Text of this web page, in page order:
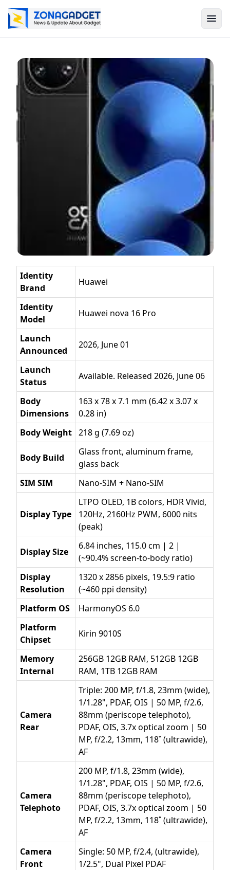
Identity
Brand
Huawei
Identity
Model
Huawei nova 16 Pro
Launch
Announced
2026, June 01
Launch
Status
Available. Released 2026, June 06
Body
Dimensions
163 x 78 x 7.1 mm (6.42 x 3.07 x
0.28 in)
Body Weight 218 g (7.69 oz)
Body Build
Glass front, aluminum frame,
glass back
SIM SIM
Nano-SIM + Nano-SIM
Display Type
LTPO OLED, 1B colors, HDR Vivid,
120Hz, 2160Hz PWM, 6000 nits
(peak)
Display Size
6.84 inches, 115.0 cm | 2 |
(~90.4% screen-to-body ratio)
Display
Resolution
1320 x 2856 pixels, 19.5:9 ratio
(~460 ppi density)
Platform OS
HarmonyOS 6.0
Platform
Chipset
Kirin 9010S
Memory
Internal
256GB 12GB RAM, 512GB 12GB
RAM, 1TB 12GB RAM
Camera
Rear
Triple: 200 MP, f/1.8, 23mm (wide),
1/1.28", PDAF, OIS | 50 MP, f/2.6,
88mm (periscope telephoto),
PDAF, OIS, 3.7x optical zoom | 50
MP, f/2.2, 13mm, 118˚ (ultrawide),
AF
Camera
Telephoto
200 MP, f/1.8, 23mm (wide),
1/1.28", PDAF, OIS | 50 MP, f/2.6,
88mm (periscope telephoto),
PDAF, OIS, 3.7x optical zoom | 50
MP, f/2.2, 13mm, 118˚ (ultrawide),
AF
Camera
Front
Single: 50 MP, f/2.4, (ultrawide),
1/2.5", Dual Pixel PDAF